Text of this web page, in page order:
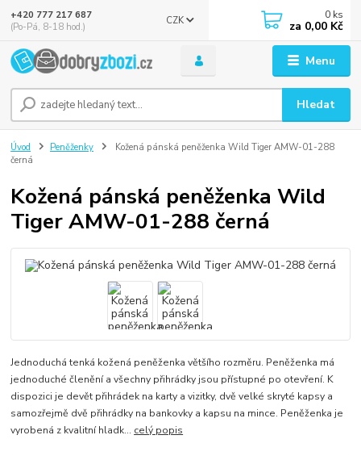
Menu
CZK
Hledat
+420 777 217 687
(Po-Pá, 8-18 hod.)
0 ks
za 0,00 Kč
Úvod Peněženky
Kožená pánská peněženka Wild Tiger AMW-01-288
černá
Kožená pánská peněženka Wild
Tiger AMW-01-288 černá
Jednoduchá tenká kožená peněženka většího rozměru. Peněženka má
jednoduché členění a všechny přihrádky jsou přístupné po otevření. K
dispozici je devět přihrádek na karty a vizitky, dvě velké skryté kapsy a
samozřejmě dvě přihrádky na bankovky a kapsu na mince. Peněženka je
vyrobená z kvalitní hladk... celý popis